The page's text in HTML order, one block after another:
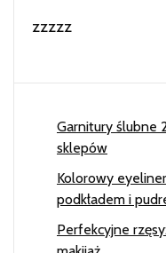
zzzzz
Garnitury ślubne
sklepów
Kolorowy
podkładem i
Perfekcyjne